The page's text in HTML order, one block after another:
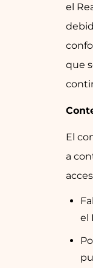
el
que
El
a
el